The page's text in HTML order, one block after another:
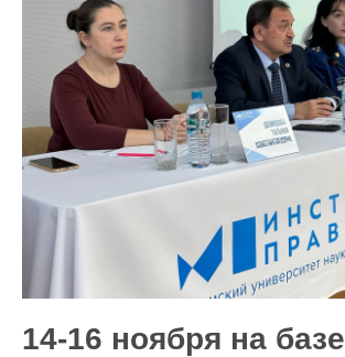
14-16 ноября на базе